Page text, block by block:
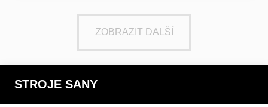
ZOBRAZIT DALŠÍ
STROJE SANY